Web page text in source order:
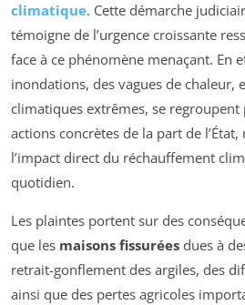
climatique. Cette démarche
témoigne de l’urgence croissante
face à ce phénomène menaçant. En
inondations, des vagues de chaleur,
climatiques extrêmes, se
actions concrètes de la part de
l’impact direct du réchauffement
quotidien.
Les plaintes portent sur des
que les maisons fissurées dues à
retrait-gonflement des argiles, des
ainsi que des pertes agricoles